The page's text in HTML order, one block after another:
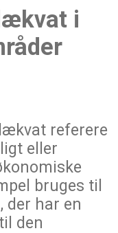
i
referere
eller
bruges til
der har en
den